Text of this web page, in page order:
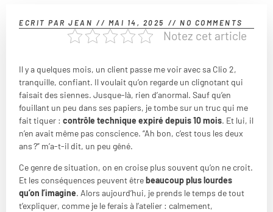
ECRIT PAR JEAN // MAI 14, 2025 // NO COMMENTS
Notez cet article
Il y a quelques mois, un client passe me voir avec sa Clio 2,
tranquille, confiant. Il voulait qu’on regarde un clignotant qui
faisait des siennes. Jusque-là, rien d’anormal. Sauf qu’en
fouillant un peu dans ses papiers, je tombe sur un truc qui me
fait tiquer : contrôle technique expiré depuis 10 mois. Et lui, il
n’en avait même pas conscience. “Ah bon, c’est tous les deux
ans ?” m’a-t-il dit, un peu gêné.
Ce genre de situation, on en croise plus souvent qu’on ne croit.
Et les conséquences peuvent êtrebeaucoup plus lourdes
qu’on l’imagine. Alors aujourd’hui, je prends le temps de tout
t’expliquer, comme je le ferais à l’atelier : calmement,